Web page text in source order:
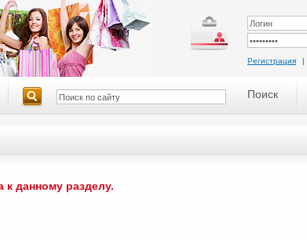
Регистрация |
к данному разделу.